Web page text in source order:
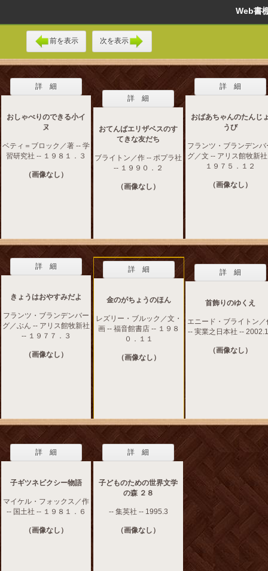
Web
前を表示 次を表示
詳 細
おしゃべりのできる小イ
ヌ
ベティ＝ブロック／著 -- 学
習研究社 -- １９８１．３
（画像なし）
詳 細
おてんばエリザベスのす
てきな友だち
ブライトン／作 -- ポプラ社
-- １９９０．２
（画像なし）
詳 細
おばあちゃんのたんじ
うび
フランツ・ブランデンバ
グ／文 -- アリス館牧新
１９７５．１２
（画像なし）
詳 細
きょうはおやすみだよ
フランツ・ブランデンバー
グ／ぶん -- アリス館牧新社
-- １９７７．３
（画像なし）
詳 細
金のがちょうのほん
レズリー・ブルック／文・
画 -- 福音館書店 -- １９８
０．１１
（画像なし）
詳 細
首飾りのゆくえ
エニード・ブライトン／
-- 実業之日本社 --
（画像なし）
詳 細
子ギツネビクシー物語
マイケル・フォックス／作
-- 国土社 -- １９８１．６
（画像なし）
詳 細
子どものための世界文学
の森 ２８
-- 集英社 -- 1995.3
（画像なし）